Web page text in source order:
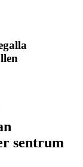
sentrum